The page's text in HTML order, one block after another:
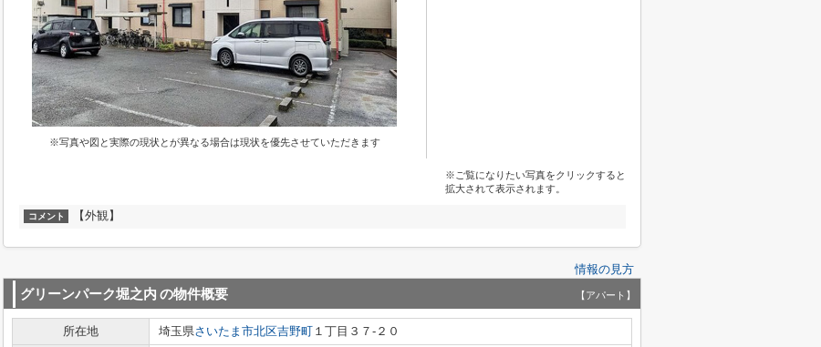
※写真や図と実際の現状とが異なる場合は現状を優先させていただきます
※ご覧になりたい写真をクリックすると
拡大されて表示されます。
コメント 【外観】
情報の見方
グリーンパーク堀之内 の物件概要 【アパート】
所在地 埼玉県さいたま市北区吉野町 １丁目３７-２０